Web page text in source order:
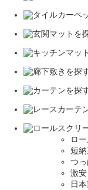
ロ
短納
つっ
激安
日